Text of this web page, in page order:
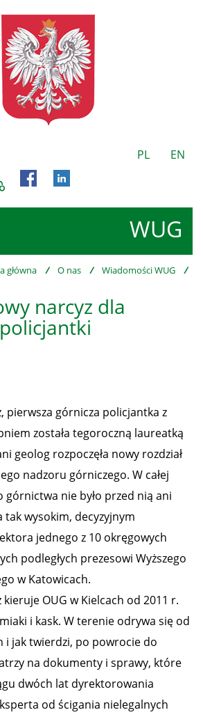
PL EN
WUG
główna / O nas / Wiadomości WUG /
narcyz dla
pierwsza górnicza policjantka z
została tegoroczną laureatką
geolog rozpoczęła nowy rozdział
nadzoru górniczego. W całej
nie było przed nią ani
tak wysokim, decyzyjnym
jednego z 10 okręgowych
podległych prezesowi Wyższego
w Katowicach.
kieruje OUG w Kielcach od 2011 r.
i kask. W terenie odrywa się od
i jak twierdzi, po powrocie do
na dokumenty i sprawy, które
dwóch lat dyrektorowania
od ścigania nielegalnych